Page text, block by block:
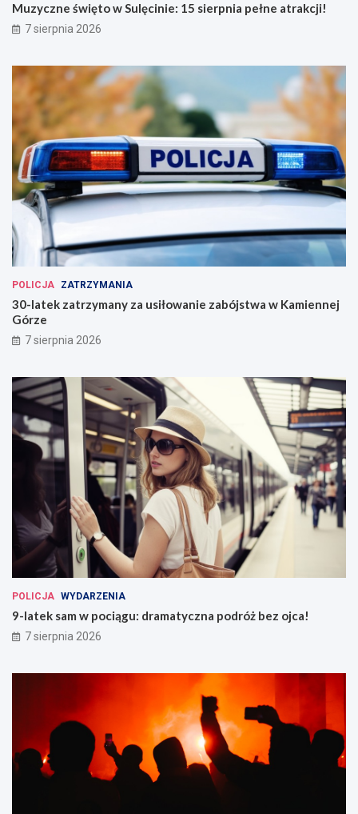
Muzyczne święto w Sulęcinie: 15 sierpnia pełne atrakcji!
7 sierpnia 2026
POLICJA ZATRZYMANIA
30-latek zatrzymany za usiłowanie zabójstwa w Kamiennej
Górze
7 sierpnia 2026
POLICJA WYDARZENIA
9-latek sam w pociągu: dramatyczna podróż bez ojca!
7 sierpnia 2026